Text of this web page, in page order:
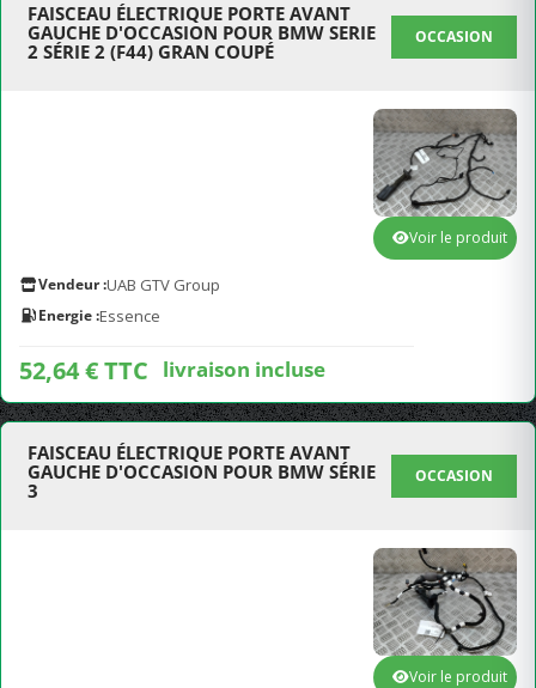
FAISCEAU ÉLECTRIQUE PORTE AVANT
GAUCHE D'OCCASION POUR BMW SERIE
2 SÉRIE 2 (F44) GRAN COUPÉ
OCCASION
Vendeur :UAB GTV Group
Energie :Essence
52,64 € TTC livraison incluse
Voir le produit
FAISCEAU ÉLECTRIQUE PORTE AVANT
GAUCHE D'OCCASION POUR BMW SÉRIE
3
OCCASION
Voir le produit